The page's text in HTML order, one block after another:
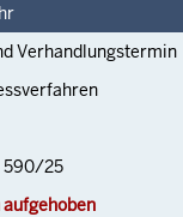
Verhandlungstermin
590/25